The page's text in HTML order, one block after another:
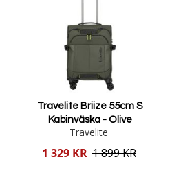
Travelite Briize 55cm S
Kabinväska - Olive
Travelite
Reducerat
1 329 KR 1 899 KR